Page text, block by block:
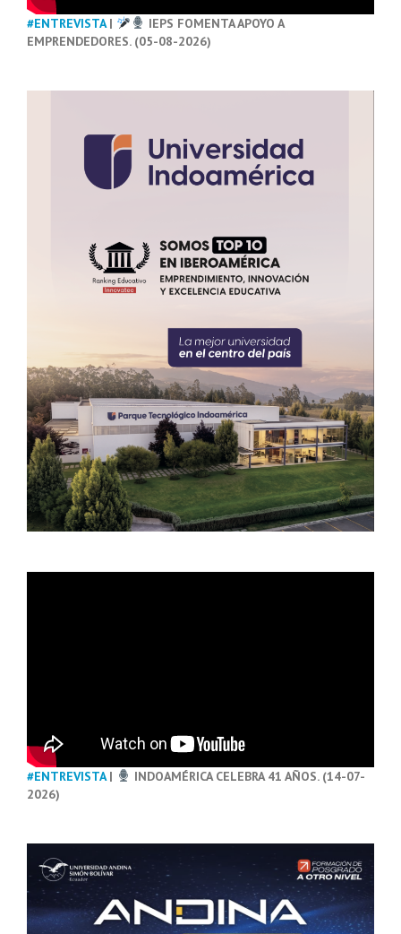
#ENTREVISTA|
IEPS FOMENTA APOYO A
EMPRENDEDORES. (05-08-2026)
#ENTREVISTA|
INDOAMÉRICA CELEBRA 41 AÑOS. (14-07-
2026)